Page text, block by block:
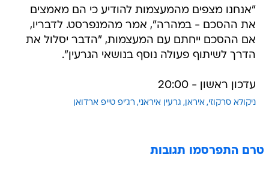
"אנחנו מצפים מהמעצמות להודיע כי הם מאמצים
את ההסכם - במהרה", אמר מהמנפרסט. לדבריו,
אם ההסכם ייחתם עם המעצמות, "הדבר יסלול את
הדרך לשיתוף פעולה נוסף בנושאי הגרעין".
עדכון ראשון - 20:00
ניקולא סרקוזי איראן גרעין איראני רג'יפ טייפ ארדואן
טרם התפרסמו תגובות